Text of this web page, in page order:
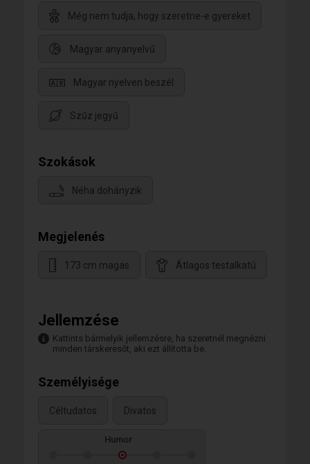
Még nem tudja, hogy szeretne-e gyereket
Magyar anyanyelvű
Magyar nyelven beszél
Szűz jegyű
Szokások
Néha dohányzik
Megjelenés
173 cm magas Átlagos testalkatú
Jellemzése
Kattints bármelyik jellemzésre, ha szeretnél megnézni
minden társkeresőt, aki ezt állította be.
Személyisége
Céltudatos Divatos
Humor